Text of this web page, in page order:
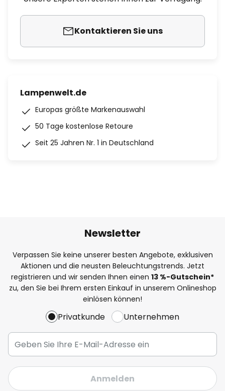
Kontaktieren Sie uns
Lampenwelt.de
Europas größte Markenauswahl
50 Tage kostenlose Retoure
Seit 25 Jahren Nr. 1 in Deutschland
Newsletter
Verpassen Sie keine unserer besten Angebote, exklusiven
Aktionen und die neusten Beleuchtungstrends. Jetzt
registrieren und wir senden Ihnen einen 13 %-Gutschein*
zu, den Sie bei Ihrem ersten Einkauf in unserem Onlineshop
einlösen können!
Privatkunde Unternehmen
Anmelden